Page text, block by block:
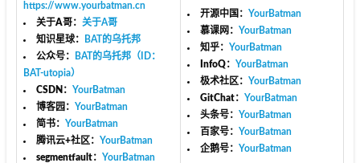
https://www.yourbatman.cn
关于A哥： 关于A哥
知识星球：
BAT的乌托邦
公众号：
BAT的乌托邦（ID：
BAT-utopia）
CSDN ： YourBatman
博客园 ： YourBatman
简书： YourBatman
腾讯云+社区 ： YourBatman
segmentfault： YourBatman
开源中国 ： YourBatman
慕课网 ： YourBatman
知乎： YourBatman
InfoQ： YourBatman
极术社区 ： YourBatman
GitChat： YourBatman
头条号： YourBatman
百家号： YourBatman
企鹅号： YourBatman